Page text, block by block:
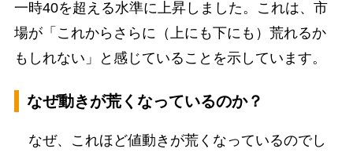
一時40を超える水準に上昇しました。これは、市
場が「これからさらに（上にも下にも）荒れるか
もしれない」と感じていることを示しています。
なぜ動きが荒くなっているのか？
なぜ、これほど値動きが荒くなっているのでし